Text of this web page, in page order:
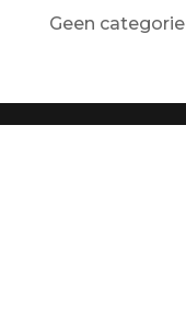
Geen categorie